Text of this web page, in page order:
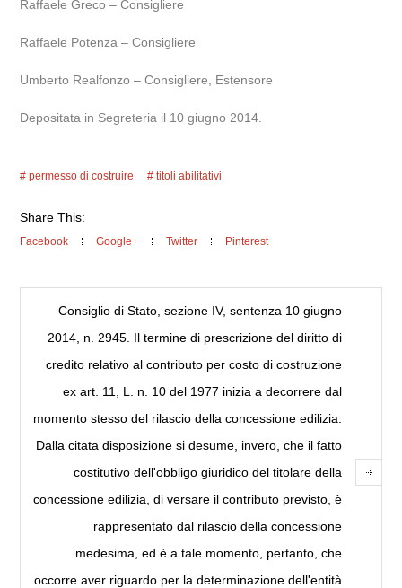
Raffaele Greco – Consigliere
Raffaele Potenza – Consigliere
Umberto Realfonzo – Consigliere, Estensore
Depositata in Segreteria il 10 giugno 2014.
permesso di costruire titoli abilitativi
Share This:
Facebook Google+ Twitter Pinterest
Consiglio di Stato, sezione IV, sentenza 10 giugno
2014, n. 2945. Il termine di prescrizione del diritto di
credito relativo al contributo per costo di costruzione
ex art. 11, L. n. 10 del 1977 inizia a decorrere dal
momento stesso del rilascio della concessione edilizia.
Dalla citata disposizione si desume, invero, che il fatto
costitutivo dell'obbligo giuridico del titolare della
concessione edilizia, di versare il contributo previsto, è
rappresentato dal rilascio della concessione
medesima, ed è a tale momento, pertanto, che
occorre aver riguardo per la determinazione dell'entità